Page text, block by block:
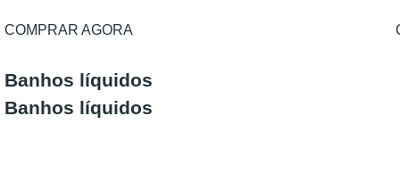
COMPRAR AGORA
Banhos líquidos
Banhos líquidos